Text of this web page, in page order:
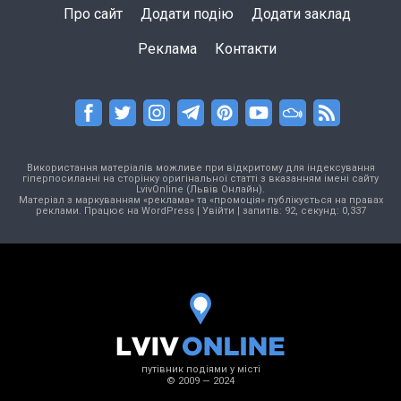
Про сайт Додати подію Додати заклад
Реклама Контакти
Використання матеріалів можливе при відкритому для індексування
гіперпосиланні на сторінку оригінальної статті з вказанням імені сайту
LvivOnline (Львів Онлайн).
Матеріал з маркуванням «реклама» та «промоція» публікується на правах
реклами. Працює на WordPress| Увійти | запитів: 92, секунд: 0,337
путівник подіями у місті
© 2009 — 2024